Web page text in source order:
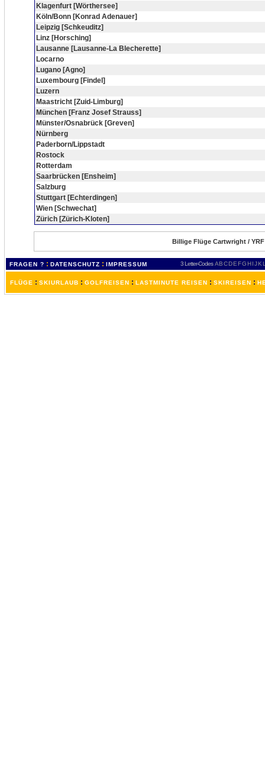
Klagenfurt [Wörthersee]
Köln/Bonn [Konrad Adenauer]
Leipzig [Schkeuditz]
Linz [Horsching]
Lausanne [Lausanne-La Blecherette]
Locarno
Lugano [Agno]
Luxembourg [Findel]
Luzern
Maastricht [Zuid-Limburg]
München [Franz Josef Strauss]
Münster/Osnabrück [Greven]
Nürnberg
Paderborn/Lippstadt
Rostock
Rotterdam
Saarbrücken [Ensheim]
Salzburg
Stuttgart [Echterdingen]
Wien [Schwechat]
Zürich [Zürich-Kloten]
Billige Flüge Cartwright /
FRAGEN ? : DATENSCHUTZ : IMPRESSUM 3 Letter-Codes ABCDEFGH IJKL
FLÜGE : SKIURLAUB : GOLFREISEN : LASTMINUTE REISEN : SKIREISEN :